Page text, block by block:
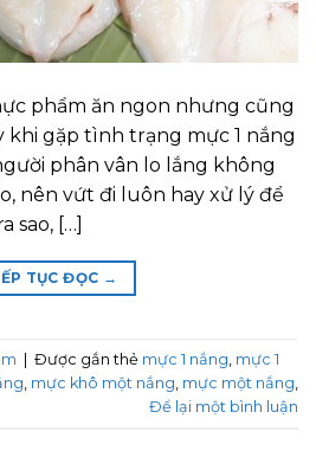
phẩm ăn ngon nhưng cũng
khi gặp tình trạng mực 1 nắng
phân vân lo lắng không
nên vứt đi luôn hay xử lý để
sao, […]
TỤC ĐỌC →
| Được gắn thẻ mực 1 nắng mực 1
mực khô một nắng mực một nắng
Để lại một bình luận